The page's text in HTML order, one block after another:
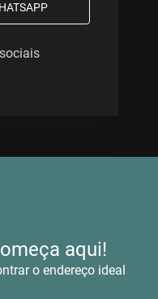
aqui!
o endereço ideal